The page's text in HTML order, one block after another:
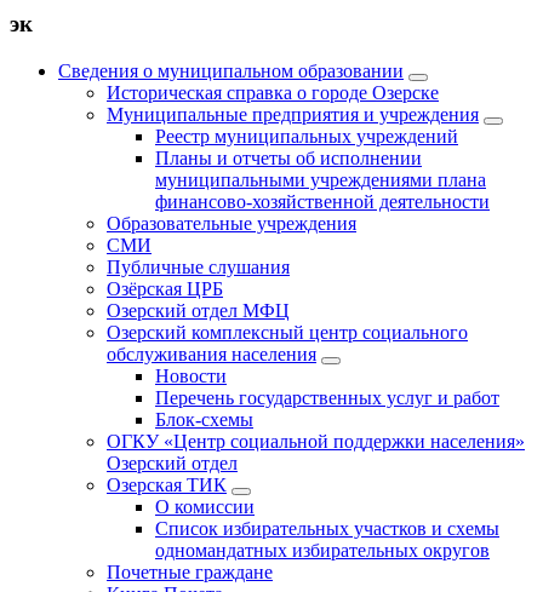
эк
Сведения о муниципальном образовании
Историческая справка о городе Озерске
Муниципальные предприятия и учреждения
Реестр муниципальных учреждений
Планы и отчеты об исполнении
муниципальными учреждениями плана
финансово-хозяйственной деятельности
Образовательные учреждения
СМИ
Публичные слушания
Озёрская ЦРБ
Озерский отдел МФЦ
Озерский комплексный центр социального
обслуживания населения
Новости
Перечень государственных услуг и работ
Блок-схемы
ОГКУ «Центр социальной поддержки населения»
Озерский отдел
Озерская ТИК
О комиссии
Список избирательных участков и схемы
одномандатных избирательных округов
Почетные граждане